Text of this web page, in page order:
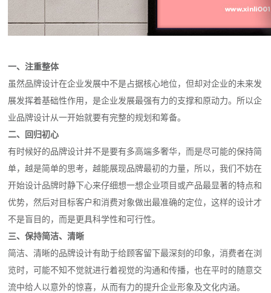
一、注重整体
虽然品牌设计在企业发展中不是占据核心地位，但却对企业的未来发
展发挥着基础性作用，是企业发展最强有力的支撑和原动力。所以企
业品牌设计从一开始就要有完整的规划和筹备。
二、回归初心
有时候好的品牌设计并不是要有多高端多奢华，而是尽可能的保持简
单，越是简单的思考，越能展现品牌最初的力量，所以，我们不妨在
开始设计品牌时静下心来仔细想一想企业项目或产品最显著的特点和
优势，然后对目标客户和消费对象做出最准确的定位，这样的设计才
不是盲目的，而是更具科学性和可行性。
三、保持简洁、清晰
简洁、清晰的品牌设计有助于给顾客留下最深刻的印象，消费者在浏
览时，可能不知不觉就进行着视觉的沟通和传播，也在平时的随意交
流中给人以意外的惊喜，从而有力的提升企业形象及文化内涵。